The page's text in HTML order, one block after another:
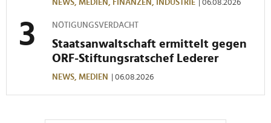
haben oder die sie im Rahmen Ihrer Nutzung der Dienste
gesammelt haben.
NEWS, MEDIEN, FINANZEN, INDUSTRIE | 06.08.2026
NÖTIGUNGSVERDACHT
Staatsanwaltschaft ermittelt gegen
ORF-Stiftungsratschef Lederer
NEWS, MEDIEN | 06.08.2026